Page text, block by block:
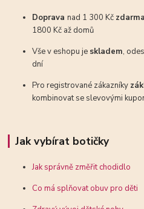
Dopravanad 1 300 Kč zdarma
1800 Kč až domů
Vše v eshopu je skladem,
dní
Pro registrované zákazníky
kombinovat se slevovými
Jak vybírat botičky
Jak správně změřit chodidlo
Co má splňovat obuv pro děti